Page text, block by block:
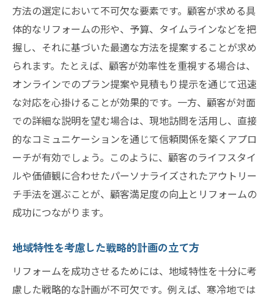
方法の選定において不可欠な要素です。顧客が求める具
体的なリフォームの形や、予算、タイムラインなどを把
握し、それに基づいた最適な方法を提案することが求め
られます。たとえば、顧客が効率性を重視する場合は、
オンラインでのプラン提案や見積もり提示を通じて迅速
な対応を心掛けることが効果的です。一方、顧客が対面
での詳細な説明を望む場合は、現地訪問を活用し、直接
的なコミュニケーションを通じて信頼関係を築くアプロ
ーチが有効でしょう。このように、顧客のライフスタイ
ルや価値観に合わせたパーソナライズされたアウトリー
チ手法を選ぶことが、顧客満足度の向上とリフォームの
成功につながります。
地域特性を考慮した戦略的計画の立て方
リフォームを成功させるためには、地域特性を十分に考
慮した戦略的な計画が不可欠です。例えば、寒冷地では